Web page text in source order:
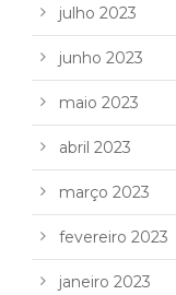
julho 2023
junho 2023
maio 2023
abril 2023
março 2023
fevereiro 2023
janeiro 2023